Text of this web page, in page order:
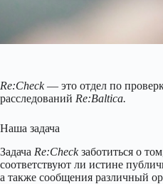
Re:Check— это отдел по
расследований Re:Baltica.
Наша задача
Задача Re:Checkзаботиться о
соответствуют ли истине
а также сообщения различный